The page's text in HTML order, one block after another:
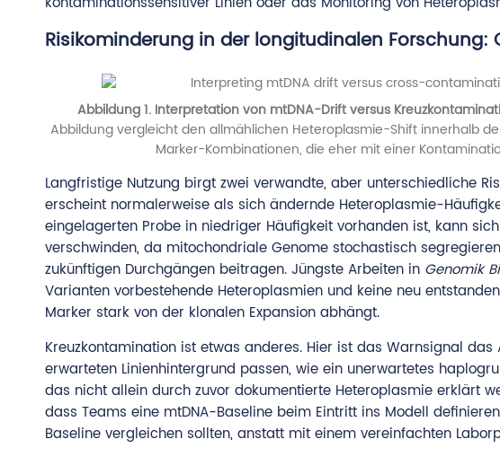
Risikominderung in der longitudinalen
Abbildung 1. Interpretation von mtDNA-Drift versus
Abbildung vergleicht den allmählichen Heteroplasmie-Shift innerhalb
Marker-Kombinationen, die eher mit einer
Langfristige Nutzung birgt zwei verwandte, aber unterschiedliche
erscheint normalerweise als sich ändernde Heteroplasmie-
eingelagerten Probe in niedriger Häufigkeit vorhanden ist, kann
verschwinden, da mitochondriale Genome stochastisch
zukünftigen Durchgängen beitragen. Jüngste Arbeiten in Genomik
Varianten vorbestehende Heteroplasmien und keine neu
Marker stark von der klonalen Expansion abhängt.
Kreuzkontamination ist etwas anderes. Hier ist das Warnsignal
erwarteten Linienhintergrund passen, wie ein unerwartetes
das nicht allein durch zuvor dokumentierte Heteroplasmie erklärt
dass Teams eine mtDNA-Baseline beim Eintritt ins Modell
Baseline vergleichen sollten, anstatt mit einem vereinfachten